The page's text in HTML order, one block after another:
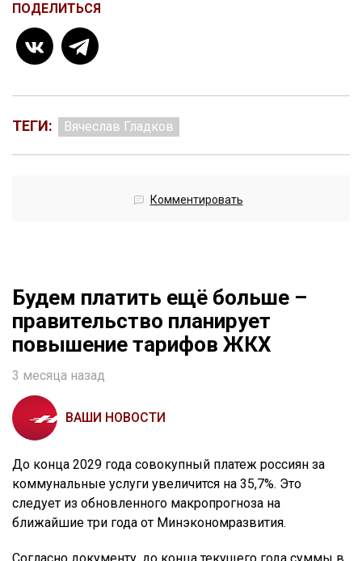
ПОДЕЛИТЬСЯ
ТЕГИ: Вячеслав Гладков
Комментировать
Будем платить ещё больше –
правительство планирует
повышение тарифов ЖКХ
3 месяца назад
ВАШИ НОВОСТИ
До конца 2029 года совокупный платеж россиян за
коммунальные услуги увеличится на 35,7%. Это
следует из обновленного макропрогноза на
ближайшие три года от Минэкономразвития.